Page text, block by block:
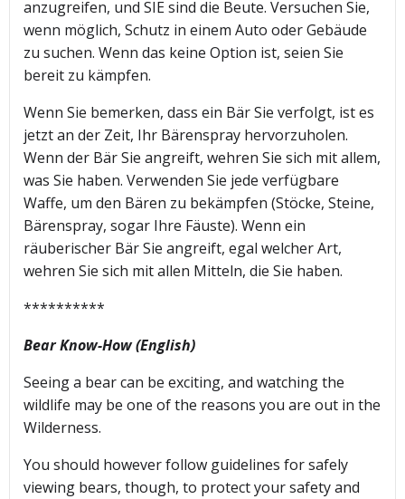
anzugreifen, und SIE sind die Beute. Versuchen Sie,
wenn möglich, Schutz in einem Auto oder Gebäude
zu suchen. Wenn das keine Option ist, seien Sie
bereit zu kämpfen.
Wenn Sie bemerken, dass ein Bär Sie verfolgt, ist es
jetzt an der Zeit, Ihr Bärenspray hervorzuholen.
Wenn der Bär Sie angreift, wehren Sie sich mit allem,
was Sie haben. Verwenden Sie jede verfügbare
Waffe, um den Bären zu bekämpfen (Stöcke, Steine,
Bärenspray, sogar Ihre Fäuste). Wenn ein
räuberischer Bär Sie angreift, egal welcher Art,
wehren Sie sich mit allen Mitteln, die Sie haben.
**********
Bear Know-How (English)
Seeing a bear can be exciting, and watching the
wildlife may be one of the reasons you are out in the
Wilderness.
You should however follow guidelines for safely
viewing bears, though, to protect your safety and